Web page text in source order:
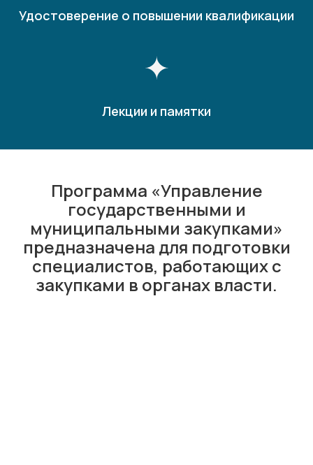
Удостоверение о повышении квалификации
Лекции и памятки
Программа «Управление
государственными и
муниципальными закупками»
предназначена для подготовки
специалистов, работающих с
закупками в органах власти.